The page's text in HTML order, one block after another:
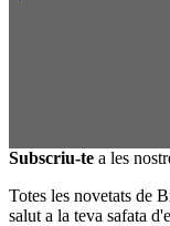
Subscriu-te a les
Totes les novetats de
salut a la teva safata